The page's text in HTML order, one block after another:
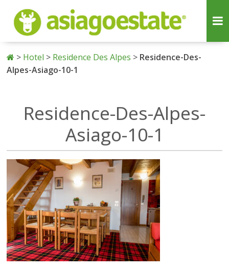
> Hotel > Residence Des Alpes > Residence-Des-
Alpes-Asiago-10-1
Residence-Des-Alpes-
Asiago-10-1